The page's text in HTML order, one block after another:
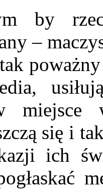
–
miejsce
się i
ich